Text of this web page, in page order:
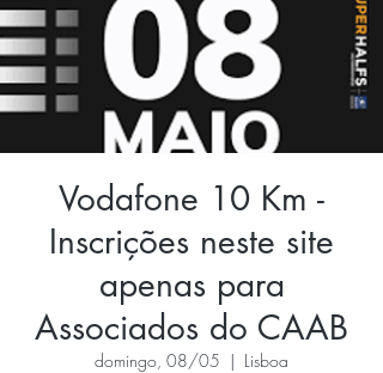
Vodafone 10 Km -
Inscrições neste site
apenas para
Associados do CAAB
domingo, 08/05
  |
Lisboa